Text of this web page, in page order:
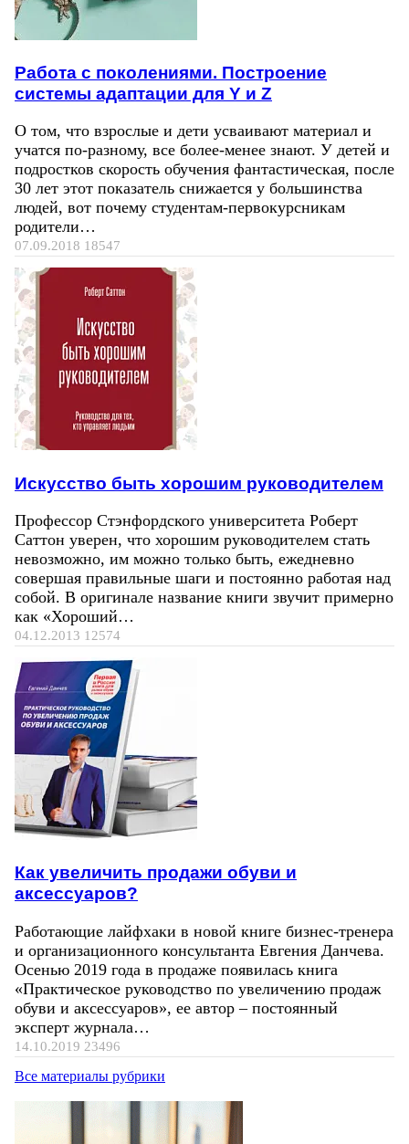
Работа с поколениями. Построение
системы адаптации для Y и Z
О том, что взрослые и дети усваивают материал и
учатся по-разному, все более-менее знают. У детей и
подростков скорость обучения фантастическая, после
30 лет этот показатель снижается у большинства
людей, вот почему студентам-первокурсникам
родители…
07.09.2018 18547
Искусство быть хорошим руководителем
Профессор Стэнфордского университета Роберт
Саттон уверен, что хорошим руководителем стать
невозможно, им можно только быть, ежедневно
совершая правильные шаги и постоянно работая над
собой. В оригинале название книги звучит примерно
как «Хороший…
04.12.2013 12574
Как увеличить продажи обуви и
аксессуаров?
Работающие лайфхаки в новой книге бизнес-тренера
и организационного консультанта Евгения Данчева.
Осенью 2019 года в продаже появилась книга
«Практическое руководство по увеличению продаж
обуви и аксессуаров», ее автор – постоянный
эксперт журнала…
14.10.2019 23496
Все материалы рубрики